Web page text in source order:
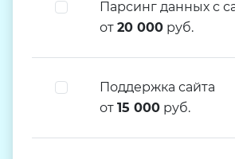
Парсинг данных с
от 20 000руб.
Поддержка сайта
от 15 000руб.